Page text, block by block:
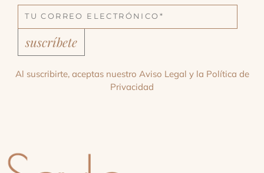
suscríbete
Al suscribirte, aceptas nuestro Aviso Legal y la Política de
Privacidad